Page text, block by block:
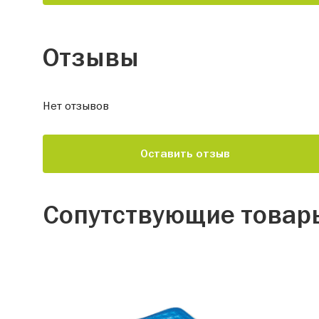
Отзывы
Нет отзывов
Оставить отзыв
Сопутствующие